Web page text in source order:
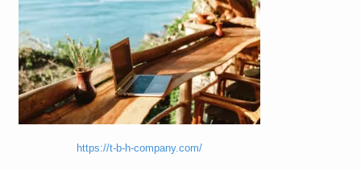
https://t-b-h-company.com/